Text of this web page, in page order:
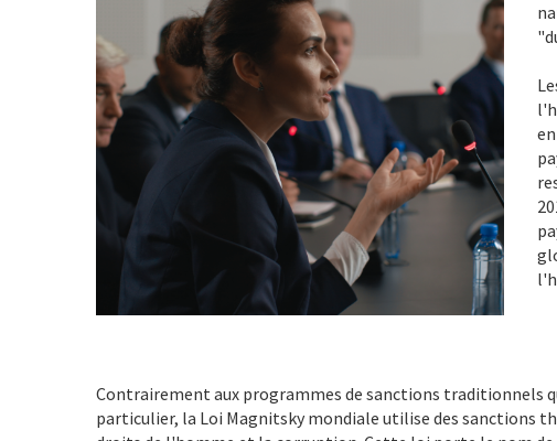
Contrairement aux programmes de sanctions traditionnels
particulier, la Loi Magnitsky mondiale utilise des sanctions